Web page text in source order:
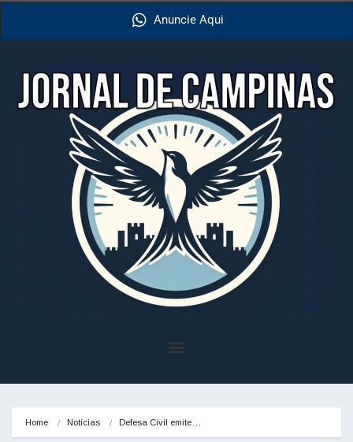
Anuncie Aqui
Home Notícias Defesa Civil emite…